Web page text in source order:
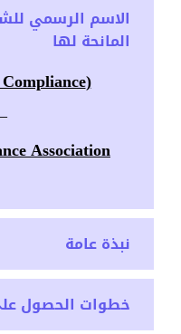
الاسم الرسمي
المانحة لها
(ICA Certificate in Compliance)
–
Association
نبذة عامة
خطوات الحصول